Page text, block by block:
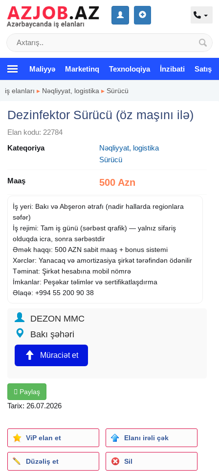
Maliyyə Marketinq Texnoloqiya İnzibati Satış
iş elanları ▸ Nəqliyyat, logistika ▸ Sürücü
Dezinfektor Sürücü (öz maşını ilə)
Elan kodu: 22784
Kateqoriya
Nəqliyyat, logistika
Sürücü
Maaş 500 Azn
İş yeri: Bakı və Abşeron ətrafı (nadir hallarda regionlara
səfər)
İş rejimi: Tam iş günü (sərbəst qrafik) — yalnız sifariş
olduqda icra, sonra sərbəstdir
Əmək haqqı: 500 AZN sabit maaş + bonus sistemi
Xərclər: Yanacaq və amortizasiya şirkət tərəfindən ödənilir
Təminat: Şirkət hesabına mobil nömrə
İmkanlar: Peşəkar təlimlər və sertifikatlaşdırma
Əlaqə: +994 55 200 90 38
Müştəri ünvanlarında dezinfeksiya işlərini icra etmək
istifadəsi
Gündəlik marşrut və tapşırıqlara əməl etmək
Əmək haqqı: 500 AZN
samirabesharova970@gmail.com
DEZON MMC
Bakı şəhəri
Müraciət et
Paylaş
Tarix: 26.07.2026
ViP elan et Elanı irəli çək
Düzəliş et Sil